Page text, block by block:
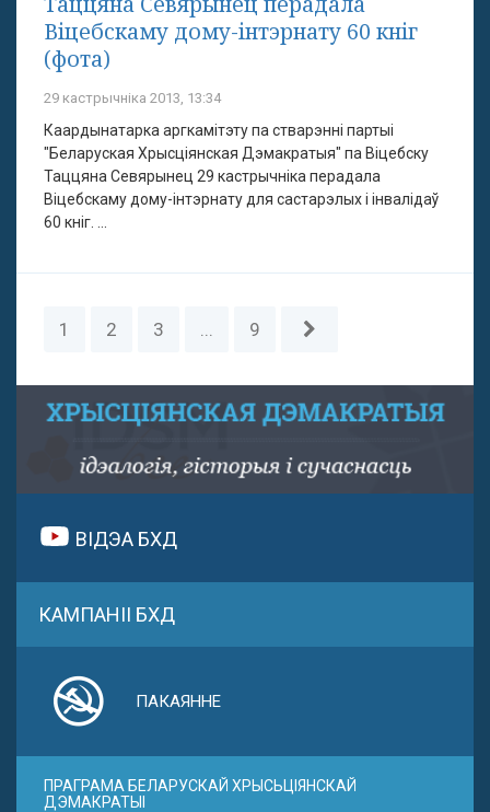
Віцебскаму дому-інтэрнату 60 кніг
(фота)
29 кастрычніка 2013, 13:34
Каардынатарка аргкамітэту па стварэнні партыі
"Беларуская Хрысціянская Дэмакратыя" па Віцебску
Таццяна Севярынец 29 кастрычніка перадала
Віцебскаму дому-інтэрнату для састарэлых і інвалідаў
60 кніг. ...
1 2 3 9
ВІДЭА БХД
КАМПАНІІ БХД
ПАКАЯННЕ
ПРАГРАМА БЕЛАРУСКАЙ ХРЫСЬЦІЯНСКАЙ
ДЭМАКРАТЫІ